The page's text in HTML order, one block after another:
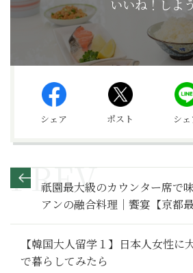
いいね！しよう
シェア ポスト シ
祇園最大級のカウンター席で
アンの融合料理｜饗宴【京都
【韓国大人留学１】日本人女性に
で暮らしてみたら